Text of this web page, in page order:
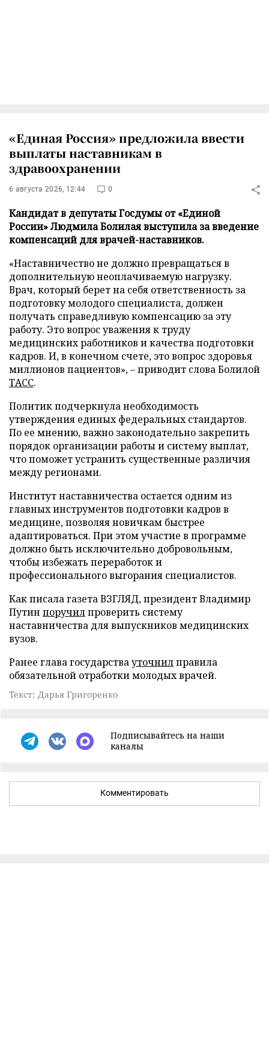
«Единая Россия» предложила ввести
выплаты наставникам в
здравоохранении
6 августа 2026, 12:44 0
Кандидат в депутаты Госдумы от «Единой
России» Людмила Болилая выступила за введение
компенсаций для врачей-наставников.
«Наставничество не должно превращаться в
дополнительную неоплачиваемую нагрузку.
Врач, который берет на себя ответственность за
подготовку молодого специалиста, должен
получать справедливую компенсацию за эту
работу. Это вопрос уважения к труду
медицинских работников и качества подготовки
кадров. И, в конечном счете, это вопрос здоровья
миллионов пациентов», – приводит слова Болилой
ТАСС.
Политик подчеркнула необходимость
утверждения единых федеральных стандартов.
По ее мнению, важно законодательно закрепить
порядок организации работы и систему выплат,
что поможет устранить существенные различия
между регионами.
Институт наставничества остается одним из
главных инструментов подготовки кадров в
медицине, позволяя новичкам быстрее
адаптироваться. При этом участие в программе
должно быть исключительно добровольным,
чтобы избежать переработок и
профессионального выгорания специалистов.
Как писала газета ВЗГЛЯД, президент Владимир
Путин поручилпроверить систему
наставничества для выпускников медицинских
вузов.
Ранее глава государствауточнилправила
обязательной отработки молодых врачей.
Текст: Дарья Григоренко
Подписывайтесь на наши
каналы
Комментировать